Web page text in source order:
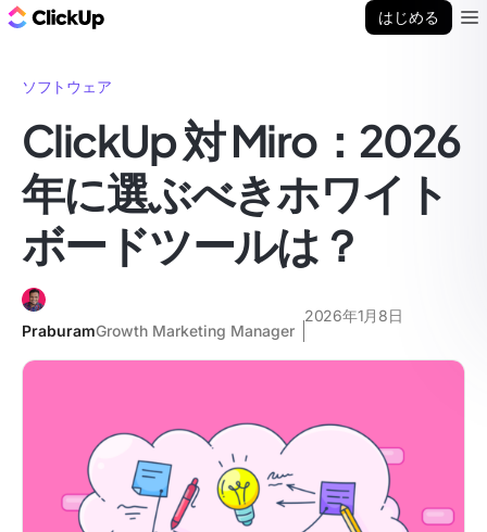
はじめる
ソフトウェア
ClickUp 対 Miro：2026
年に選ぶべきホワイト
ボードツールは？
PraburamGrowth Marketing Manager
2026年1月8日